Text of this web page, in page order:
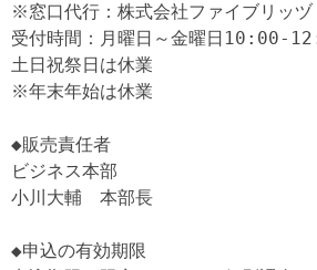
※窓口代行：株式会社ファイブリッヅ
受付時間：月曜日～金曜日10:00-
土日祝祭日は休業
※年末年始は休業
◆販売責任者
ビジネス本部
小川大輔　本部長
◆申込の有効期限